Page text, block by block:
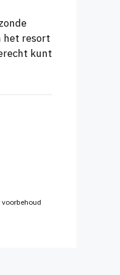
het resort
kunt
voorbehoud